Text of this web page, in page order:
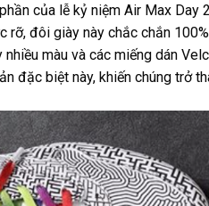
của lễ kỷ niệm Air Max Day
rỡ, đôi giày này chắc chắn
màu và các miếng dán
đặc biệt này, khiến chúng trở